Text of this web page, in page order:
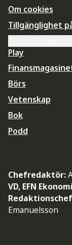
Om cookies
Tillgänglighet
Play
Börs
Vetenskap
Bok
Podd
Chefredaktör:
VD, EFN
Emanuelsson